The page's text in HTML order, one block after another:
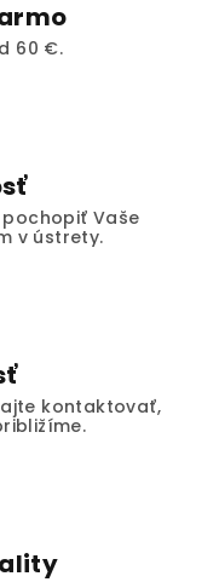
60 €.
Vaše
v ústrety.
kontaktovať,